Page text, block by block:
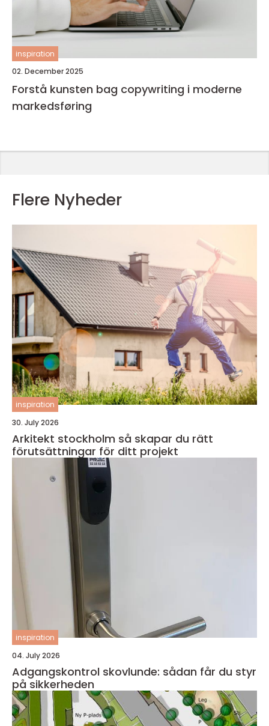
inspiration
02. December 2025
Forstå kunsten bag copywriting i moderne
markedsføring
Flere Nyheder
inspiration
30. July 2026
Arkitekt stockholm så skapar du rätt
förutsättningar för ditt projekt
inspiration
04. July 2026
Adgangskontrol skovlunde: sådan får du styr
på sikkerheden